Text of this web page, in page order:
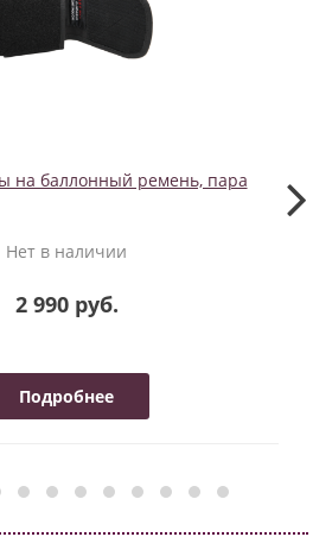
на баллонный ремень, пара
Нет в наличии
2 990 руб.
Подробнее